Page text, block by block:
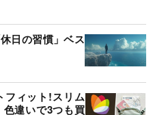
日の習慣」ベス
フィット!スリム
違いで3つも買